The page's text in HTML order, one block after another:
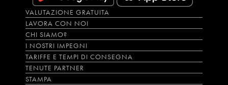
VALUTAZIONE GRATUITA
LAVORA CON NOI
CHI SIAMO?
I NOSTRI IMPEGNI
TARIFFE E TEMPI DI CONSEGNA
TENUTE PARTNER
STAMPA